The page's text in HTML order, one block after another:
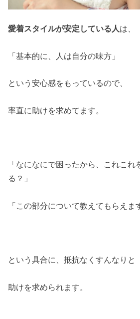
愛着スタイルが安定している人は、
「基本的に、人は自分の味方」
という安心感をもっているので、
率直に助けを求めてます。
「なになにで困ったから、これこれ
る？」
「この部分について教えてもらえま
という具合に、抵抗なくすんなりと
助けを求められます。